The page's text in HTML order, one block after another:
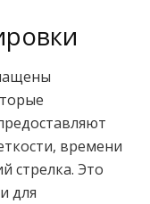
времени
стрелка. Это
для